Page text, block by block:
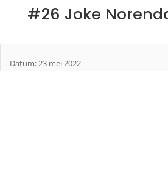
#26 Joke
Datum: 23 mei 2022